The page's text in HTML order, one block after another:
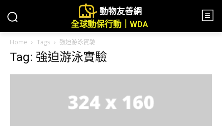
動物友善網
全球動保行動｜WDA
Home Tags 強迫游泳實驗
Tag: 強迫游泳實驗